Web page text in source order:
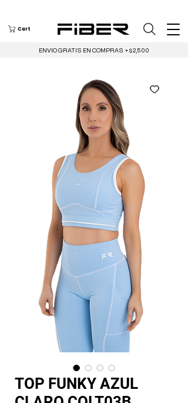
Cart
ENVIO GRATIS EN COMPRAS +$2,500
TOP FUNKY AZUL